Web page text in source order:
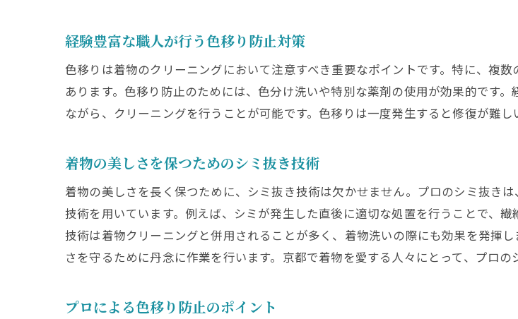
安心して任せられるプロのサービス内容
クリーニングサービスの口コミと評判
京都の伝統を守るクリーニング店の紹介
プロのサービスを選ぶポイント
経験豊富な職人が行う色移り防止対策
色移りは着物のクリーニングにおいて注意すべき重要なポイントです。特に、複
あります。色移り防止のためには、色分け洗いや特別な薬剤の使用が効果的です
ながら、クリーニングを行うことが可能です。色移りは一度発生すると修復が難し
着物の美しさを保つためのシミ抜き技術
着物の美しさを長く保つために、シミ抜き技術は欠かせません。プロのシミ抜き
技術を用いています。例えば、シミが発生した直後に適切な処置を行うことで、
技術は着物クリーニングと併用されることが多く、着物洗いの際にも効果を発揮
さを守るために丹念に作業を行います。京都で着物を愛する人々にとって、プロの
プロによる色移り防止のポイント